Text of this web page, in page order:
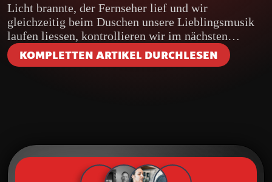
Licht brannte, der Fernseher lief und wir
gleichzeitig beim Duschen unsere Lieblingsmusik
laufen liessen, kontrollieren wir im nächsten…
KOMPLETTEN ARTIKEL DURCHLESEN